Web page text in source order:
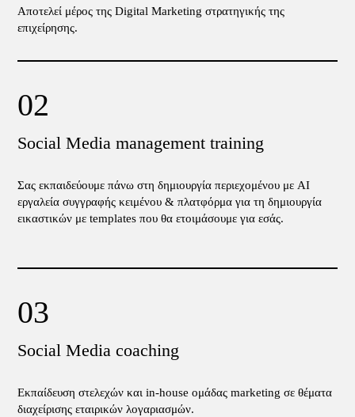
Αποτελεί μέρος της Digital Marketing στρατηγικής της
επιχείρησης.
Social Media management training
Σας εκπαιδεύουμε πάνω στη δημιουργία περιεχομένου με AI
εργαλεία συγγραφής κειμένου & πλατφόρμα για τη δημιουργία
εικαστικών με templates που θα ετοιμάσουμε για εσάς.
Social Media coaching
Εκπαίδευση στελεχών και in-house ομάδας marketing σε θέματα
διαχείρισης εταιρικών λογαριασμών.